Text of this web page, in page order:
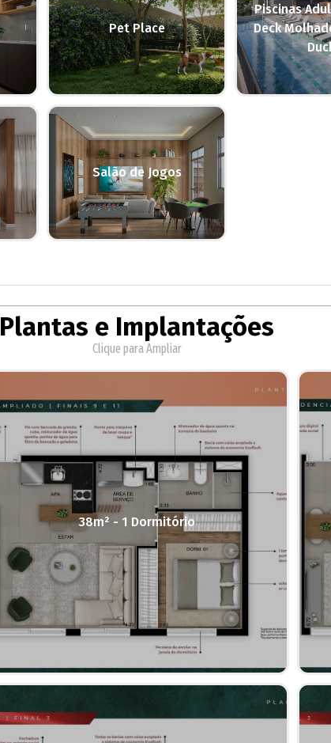
Pet Place
Piscinas
Deck
Salão de Jogos
Plantas e Implantações
Clique para Ampliar
38m² - 1 Dormitório